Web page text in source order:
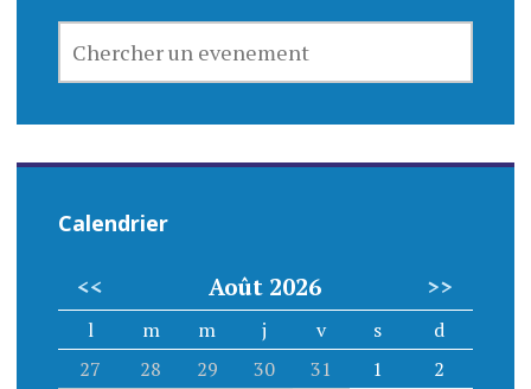
UN
Calendrier
<< Août 2026 >>
l m m j v s
d
27
28 29 30 31 1
2